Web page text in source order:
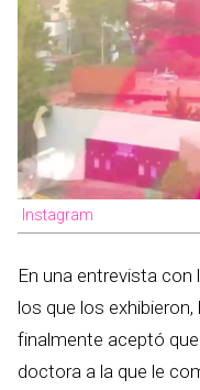
Instagram
En una entrevista con
los que los
finalmente aceptó
doctora a la que le